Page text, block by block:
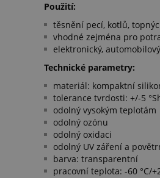
Použití:
těsnění pecí, kotlů,
vhodné zejména pro
elektronický,
Technické parametry:
materiál: kompaktní
tolerance tvrdosti: +/-5
odolný vysokým teplotám
odolný ozónu
odolný oxidaci
odolný UV záření a
barva: transparentní
pracovní teplota: -60 °C/